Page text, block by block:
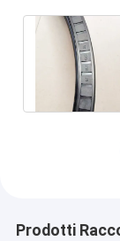
Prodotti